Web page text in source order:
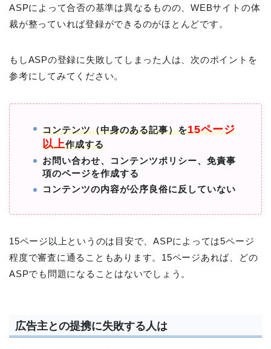
ASPによって合否の基準は異なるものの、WEBサイトの体
裁が整っていれば登録ができるのがほとんどです。
もしASPの登録に失敗してしまった人は、次のポイントを
参考にしてみてください。
コンテンツ（中身のある記事）を15ページ
以上作成する
お問い合わせ、コンテンツポリシー、免責事
項のページを作成する
コンテンツの内容が公序良俗に反していない
15ページ以上というのは目安で、ASPによっては5ページ
程度で審査に通ることもあります。15ページあれば、どの
ASPでも問題になることはないでしょう。
広告主との提携に失敗する人は